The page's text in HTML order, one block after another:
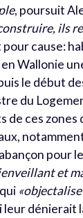
, poursuit
ils
pour cause:
Wallonie
le début
du
ces
pour
et
«objectalise
dénierait